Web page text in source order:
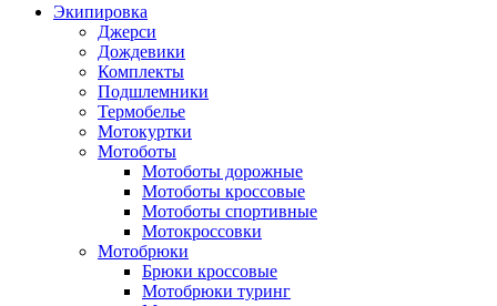
Экипировка
Джерси
Дождевики
Комплекты
Подшлемники
Термобелье
Мотокуртки
Мотоботы
Мотоботы дорожные
Мотоботы кроссовые
Мотоботы спортивные
Мотокроссовки
Мотобрюки
Брюки кроссовые
Мотобрюки туринг